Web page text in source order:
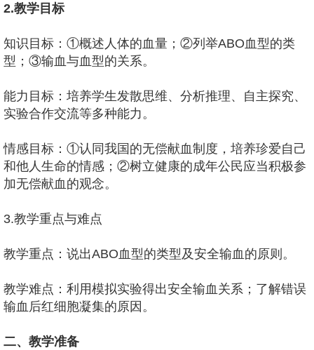
2.教学目标
知识目标：①概述人体的血量；②列举ABO血型的类
型；③输血与血型的关系。
能力目标：培养学生发散思维、分析推理、自主探究、
实验合作交流等多种能力。
情感目标：①认同我国的无偿献血制度，培养珍爱自己
和他人生命的情感；②树立健康的成年公民应当积极参
加无偿献血的观念。
3.教学重点与难点
教学重点：说出ABO血型的类型及安全输血的原则。
教学难点：利用模拟实验得出安全输血关系；了解错误
输血后红细胞凝集的原因。
二、教学准备